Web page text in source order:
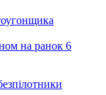
на ранок 6